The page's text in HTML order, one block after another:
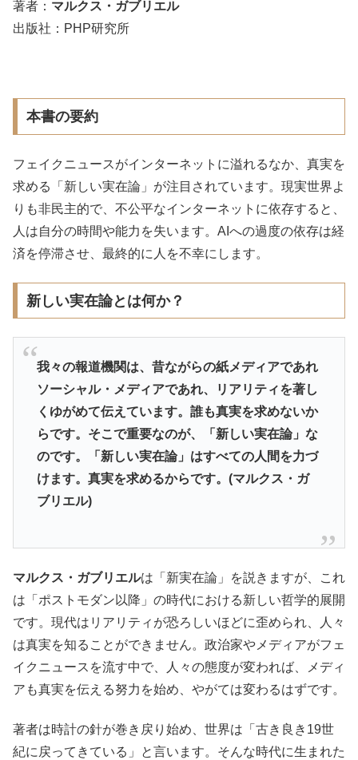
著者： マルクス・ガブリエル
出版社：PHP研究所
本書の要約
フェイクニュースがインターネットに溢れるなか、真実を
求める「新しい実在論」が注目されています。現実世界よ
りも非民主的で、不公平なインターネットに依存すると、
人は自分の時間や能力を失います。AIへの過度の依存は経
済を停滞させ、最終的に人を不幸にします。
新しい実在論とは何か？
我々の報道機関は、昔ながらの紙メディアであれ
ソーシャル・メディアであれ、リアリティを著し
くゆがめて伝えています。誰も真実を求めないか
らです。そこで重要なのが、「新しい実在論」な
のです。「新しい実在論」はすべての人間を力づ
けます。真実を求めるからです。(マルクス・ガ
ブリエル)
マルクス・ガブリエルは「新実在論」を説きますが、これ
は「ポストモダン以降」の時代における新しい哲学的展開
です。現代はリアリティが恐ろしいほどに歪められ、人々
は真実を知ることができません。政治家やメディアがフェ
イクニュースを流す中で、人々の態度が変われば、メディ
アも真実を伝える努力を始め、やがては変わるはずです。
著者は時計の針が巻き戻り始め、世界は「古き良き19世
紀に戻ってきている」と言います。そんな時代に生まれた